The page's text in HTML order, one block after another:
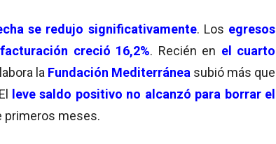
se redujo significativamente. Los egresos
facturación creció 16,2%. Recién en el cuarto
la Fundación Mediterránea subió más que
leve saldo positivo no alcanzó para borrar el
primeros meses.